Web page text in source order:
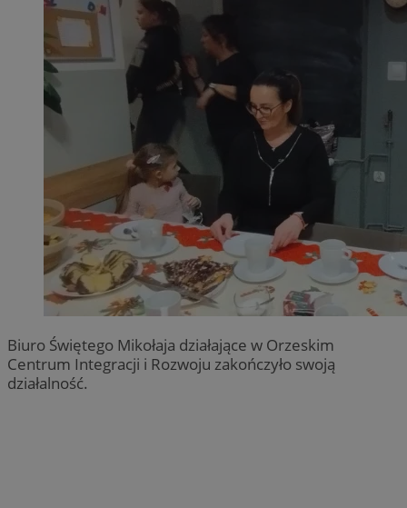
Biuro Świętego Mikołaja działające w Orzeskim
Centrum Integracji i Rozwoju zakończyło swoją
działalność.